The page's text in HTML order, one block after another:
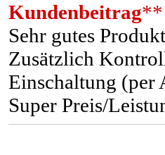
Kundenbeitrag**
Sehr gutes
Zusätzlich
Einschaltung (per
Super Preis/